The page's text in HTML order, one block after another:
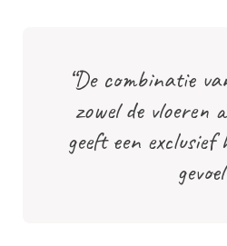
“De combinatie
zowel de vloeren
geeft een exclusief